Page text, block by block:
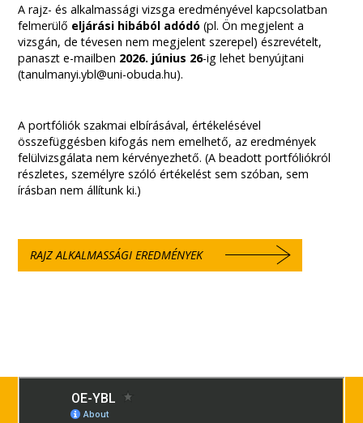
A rajz- és alkalmassági vizsga eredményével kapcsolatban
felmerülő eljárási hibából adódó (pl. Ön megjelent a
vizsgán, de tévesen nem megjelent szerepel) észrevételt,
panaszt e-mailben 2026. június 26-ig lehet benyújtani
(tanulmanyi.ybl@uni-obuda.hu).
A portfóliók szakmai elbírásával, értékelésével
összefüggésben kifogás nem emelhető, az eredmények
felülvizsgálata nem kérvényezhető. (A beadott portfóliókról
részletes, személyre szóló értékelést sem szóban, sem
írásban nem állítunk ki.)
RAJZ ALKALMASSÁGI EREDMÉNYEK